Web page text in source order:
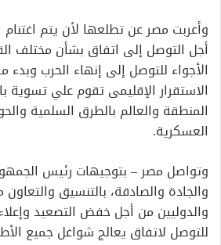
وأعربت مصر عن تطلعها لأن يتم
أجل التوصل إلى اتفاق بشأن مختلف
الأجواء للتوصل إلى إنهاء الحرب
الاستقرار الإقليمى تقوم علي تسوية
المنطقة والعالم بالطرق السلمية
العسكرية.
وتواصل مصر – بتوجيهات رئيس
والجادة والصادقة، بالتنسيق والتعاون
والدوليين من أجل خفض التصعيد
للتوصل لاتفاق يعالج شواغل جميع